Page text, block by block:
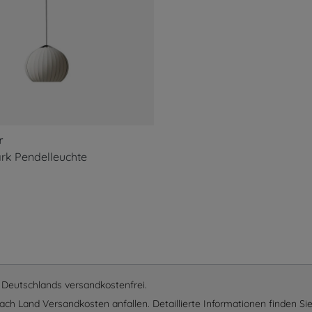
Pendelleuchte
versandkostenfrei.
Land Versandkosten anfallen. Detaillierte Informationen finden